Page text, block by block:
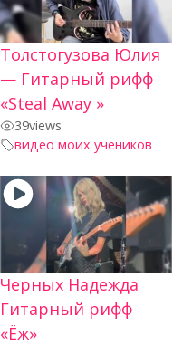
Толстогузова Юлия
— Гитарный рифф
«Steal Away »
39views
видео моих учеников
Черных Надежда
Гитарный рифф
«Ёж»